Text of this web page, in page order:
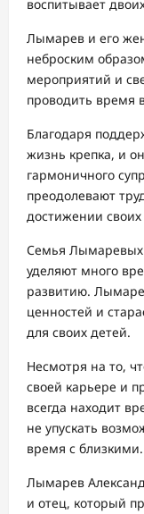
воспитывает
Лымарев и его
неброским
мероприятий и
проводить время
Благодаря
жизнь крепка, и
гармоничного
преодолевают
достижении
Семья Лымаревых
уделяют много
развитию.
ценностей и
для своих детей.
Несмотря на то,
своей карьере и
всегда находит
не упускать
время с близкими.
Лымарев
и отец, который